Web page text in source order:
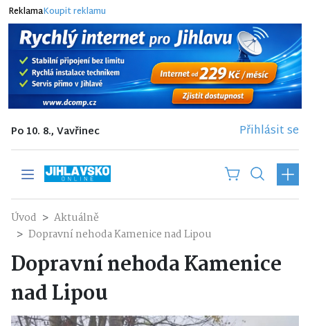
ReklamaKoupit reklamu
Po 10. 8., Vavřinec Přihlásit se
Úvod
Aktuálně
Dopravní nehoda Kamenice nad Lipou
Dopravní nehoda Kamenice
nad Lipou